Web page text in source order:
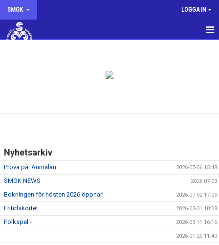
SMGK LOGGA IN
STYRELSEN
OM KLUBBEN
SMGK SHOPPEN
DOKUMENT
Nyhetsarkiv
Prova på! Anmälan 2026-07-06 15:48
SMGK NEWS 2026-07-03
Bokningen för hösten 2026 öppnar! 2026-07-02 17:05
Fritidskortet 2026-03-31 10:08
Folkspel - 2026-03-11 16:16
2026-01-20 11:40